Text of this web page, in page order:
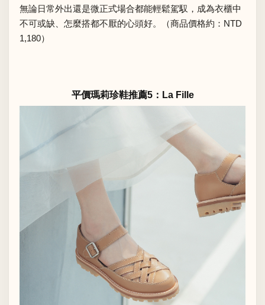
無論日常外出還是微正式場合都能輕鬆駕馭，成為衣櫃中
不可或缺、怎麼搭都不厭的心頭好。（商品價格約：NTD
1,180）
平價瑪莉珍鞋推薦5：La Fille